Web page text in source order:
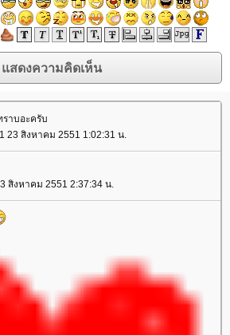
ราบอะครับ
23 สิงหาคม 2551 1:02:31 น.
สิงหาคม 2551 2:37:34 น.